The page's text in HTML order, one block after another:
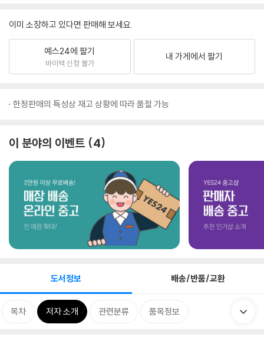
이미 소장하고 있다면 판매해 보세요.
예스24에 팔기
바이백 신청 불가
내 가게에서 팔기
한정판매의 특성상 재고 상황에 따라 품절 가능
이 분야의 이벤트 4
도서정보 배송/반품/교환
목차 저자 소개 관련분류 품목정보